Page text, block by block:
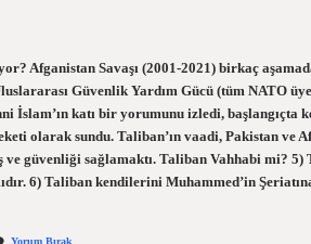
Afganistan Savaşı (2001-2021) birkaç
Güvenlik Yardım Gücü (tüm NATO
İslam’ın katı bir yorumunu izledi,
olarak sundu. Taliban’ın vaadi, Pakistan ve
ve güvenliği sağlamaktı. Taliban Vahhabi mi? 5)
6) Taliban kendilerini Muhammed’in